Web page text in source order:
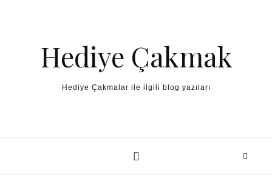
Hediye Çakmak
Hediye Çakmalar ile ilgili blog yazıları